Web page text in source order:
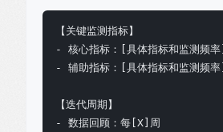
【关键监测指标】
- 核心指标：[具体指标和监测频率]
- 辅助指标：[具体指标和监测频率]
【迭代周期】
- 数据回顾：每[X]周